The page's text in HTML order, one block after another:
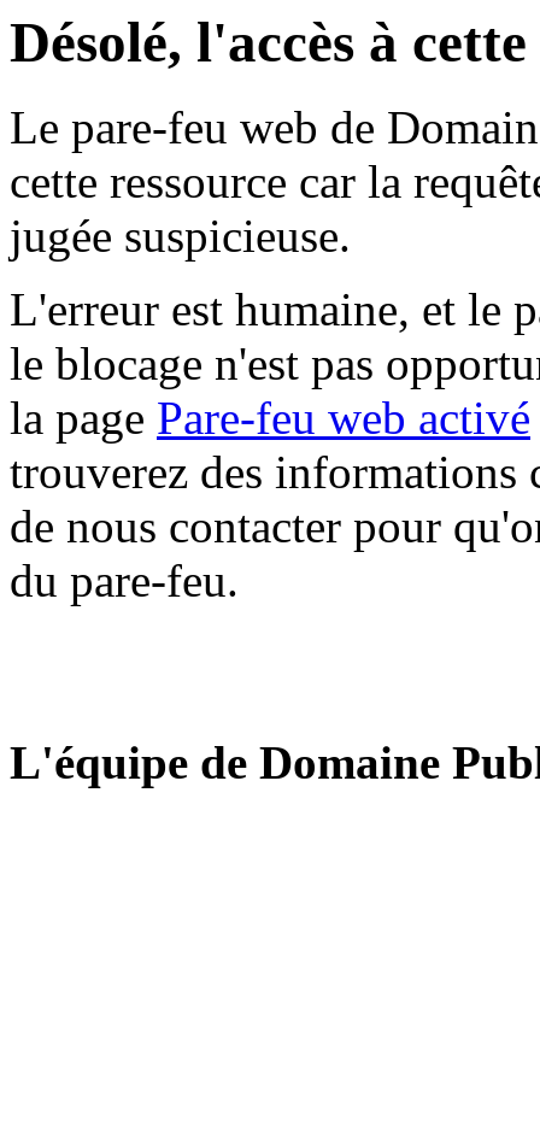
Désolé, l'accès à
Le pare-feu web de
cette ressource car la
jugée suspicieuse.
L'erreur est humaine, et le
le blocage n'est pas
la page Pare-feu web activé
trouverez des informations
de nous contacter pour
du pare-feu.
L'équipe de Domaine